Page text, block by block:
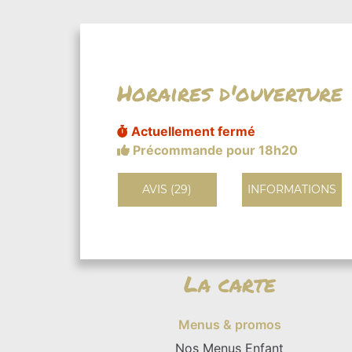
Horaires d'ouverture
Actuellement fermé
Précommande pour 18h20
AVIS (29) INFORMATIONS
La carte
Menus & promos
Nos Menus Enfant